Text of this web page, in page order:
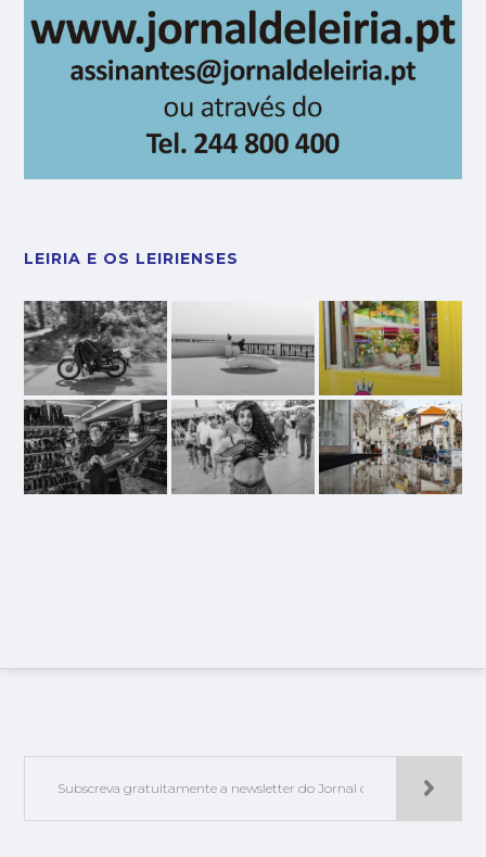
LEIRIA E OS LEIRIENSES